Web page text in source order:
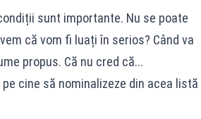
sunt importante. Nu se poate
că vom fi luați în serios? Când va
propus. Că nu cred că...
cine să nominalizeze din acea listă